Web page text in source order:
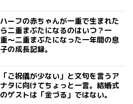
ハーフの赤ちゃんが一重で生まれた
ら二重まぶたになるのはいつ？一
重〜二重まぶたになった一年間の息
子の成長記録。
「ご祝儀が少ない」と文句を言うア
ナタに向けてちょっと一言。結婚式
のゲストは「金づる」ではない。